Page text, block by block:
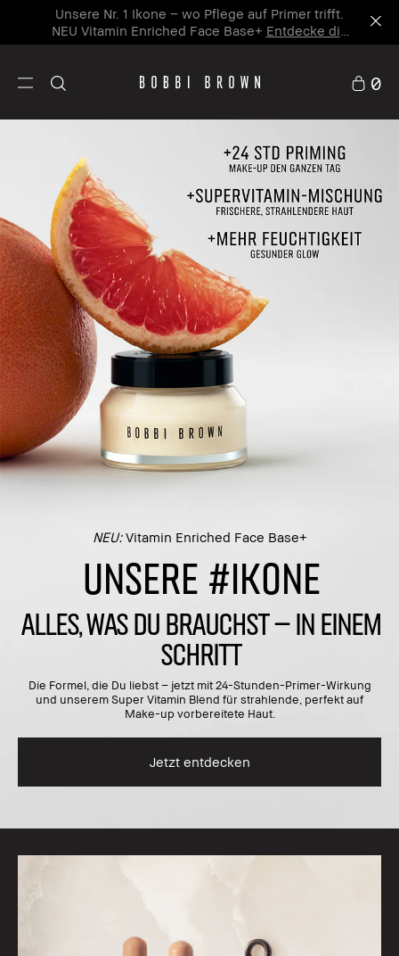
Unsere Nr. 1 Ikone – wo Pflege auf Primer trifft.
NEU Vitamin Enriched Face Base+ Entdecke die
neue Ikone
0
NEU:Vitamin Enriched Face Base+
UNSERE #IKONE
ALLES, WAS DU BRAUCHST – IN EINEM
SCHRITT
Die Formel, die Du liebst – jetzt mit 24-Stunden-Primer-Wirkung
und unserem Super Vitamin Blend für strahlende, perfekt auf
Make-up vorbereitete Haut.
Jetzt entdecken